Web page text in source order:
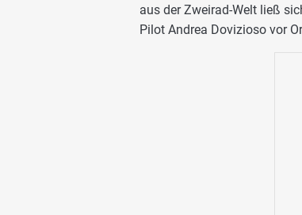
aus der Zweirad-Welt ließ
Pilot Andrea Dovizioso vor